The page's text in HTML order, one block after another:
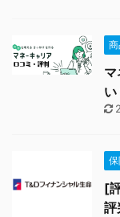
い
[
評